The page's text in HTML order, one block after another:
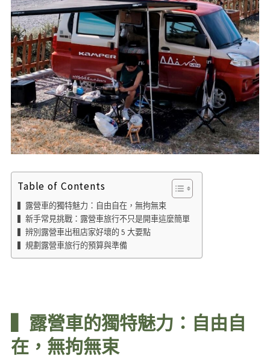
Table of Contents
▍露營車的獨特魅力：自由自在，無拘無束
▍新手常見挑戰：露營車旅行不只是開車這麼簡單
▍辨別露營車出租店家好壞的 5 大要點
▍規劃露營車旅行的預算與準備
▍露營車的獨特魅力：自由自
在，無拘無束